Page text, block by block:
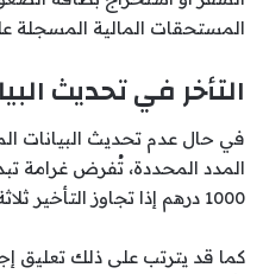
المستحقات المالية المسجلة
التأخر في تحديث
في حال عدم تحديث البيانات
1000 درهم إذا تجاوز التأخير ثلاثة أشهر.
كما قد يترتب على ذلك تعليق